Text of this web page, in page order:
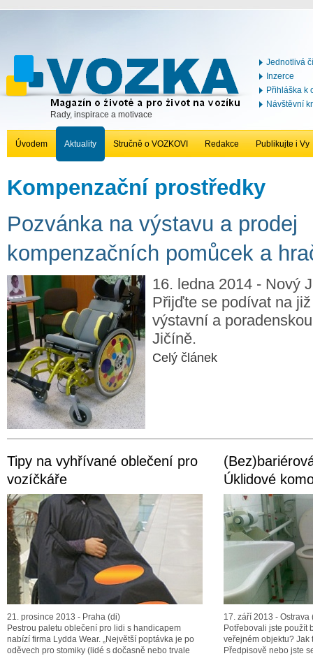
Rady, inspirace a motivace
Jednotlivá
Inzerce
Přihláška k
Návštěvní
Úvodem Aktuality Stručně o VOZKOVI Redakce Publikujte i Vy
Kompenzační prostředky
Pozvánka na výstavu a prodej
kompenzačních pomůcek a
16. ledna 2014 - Nový
Přijďte se podívat na
výstavní a
Jičíně.
Celý článek
Tipy na vyhřívané oblečení pro
vozíčkáře
21. prosince 2013 - Praha (di)
Pestrou paletu oblečení pro lidi s handicapem
nabízí firma Lydda Wear. „Největší poptávka je po
oděvech pro stomiky (lidé s dočasně nebo trvale
Úklidové
17. září 2013 - Ostrava
Potřebovali jste použít
veřejném objektu? Jak
Předpisově nebo jste